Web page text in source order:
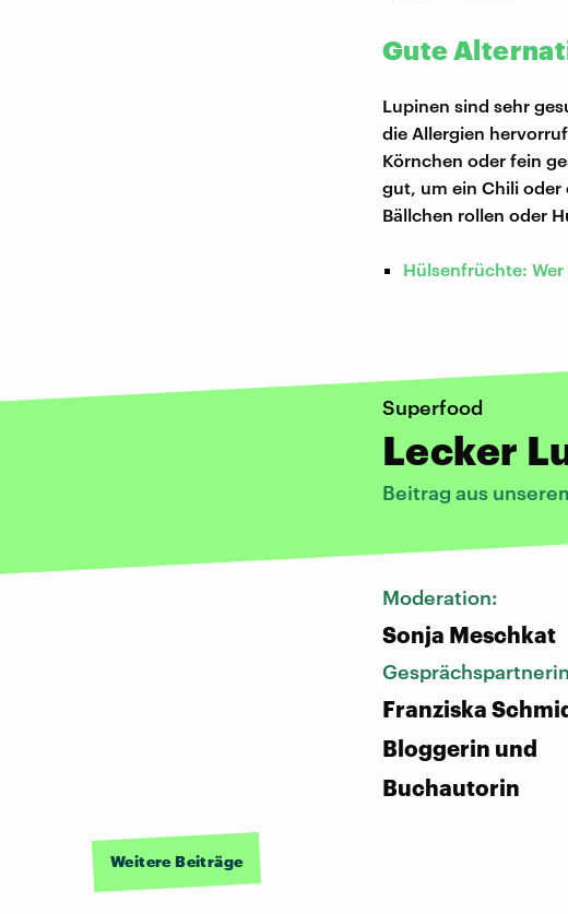
Gute
Lupinen sind sehr
die Allergien
Körnchen oder fein
gut, um ein Chili oder
Bällchen rollen oder
Hülsenfrüchte:
Superfood
Lecker
Beitrag aus
Moderation:
Sonja Meschkat
Franziska
Bloggerin und
Buchautorin
Weitere Beiträge